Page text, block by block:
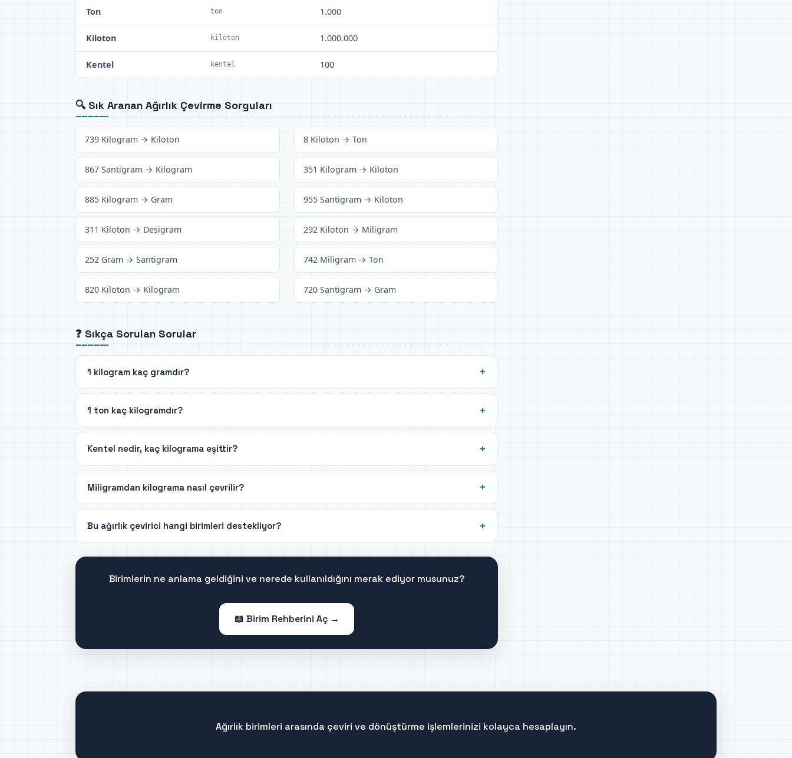
Ton ton 1.000
Kiloton kiloton 1.000.000
Kentel kentel 100
🔍 Sık Aranan Ağırlık Çevirme Sorguları
739 Kilogram → Kiloton
867 Santigram → Kilogram
885 Kilogram → Gram
311 Kiloton → Desigram
252 Gram → Santigram
820 Kiloton → Kilogram
8 Kiloton → Ton
351 Kilogram → Kiloton
955 Santigram → Kiloton
292 Kiloton → Miligram
742 Miligram → Ton
720 Santigram → Gram
❓ Sıkça Sorulan Sorular
1 kilogram kaç gramdır?
1 ton kaç kilogramdır?
Kentel nedir, kaç kilograma eşittir?
Miligramdan kilograma nasıl çevrilir?
Bu ağırlık çevirici hangi birimleri destekliyor?
Birimlerin ne anlama geldiğini ve nerede kullanıldığını merak ediyor musunuz?
📖 Birim Rehberini Aç →
Ağırlık birimleri arasında çeviri ve dönüştürme işlemlerinizi kolayca hesaplayın.